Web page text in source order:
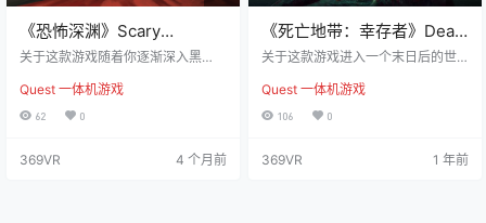
《恐怖深渊》Scary
Descent
关于这款游戏随着你逐渐深入黑
密，并与仍在走廊上游荡的邪恶存
在展开对抗。时间变得愈加紧迫，
近一步。
Quest 一体机游戏
62 0
369VR 4 个月前
《死亡地带：幸存者》Dead
Zone- The Survivor
关于这款游戏进入一个末日后的世
了凶猛的僵尸。你将装备武器，跟
随任务日志的指引，穿越这片混
风险的虚拟现实冒险中，每一个选
Quest 一体机游戏
106 0
369VR 1 年前